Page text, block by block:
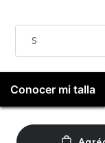
S
Conocer mi talla